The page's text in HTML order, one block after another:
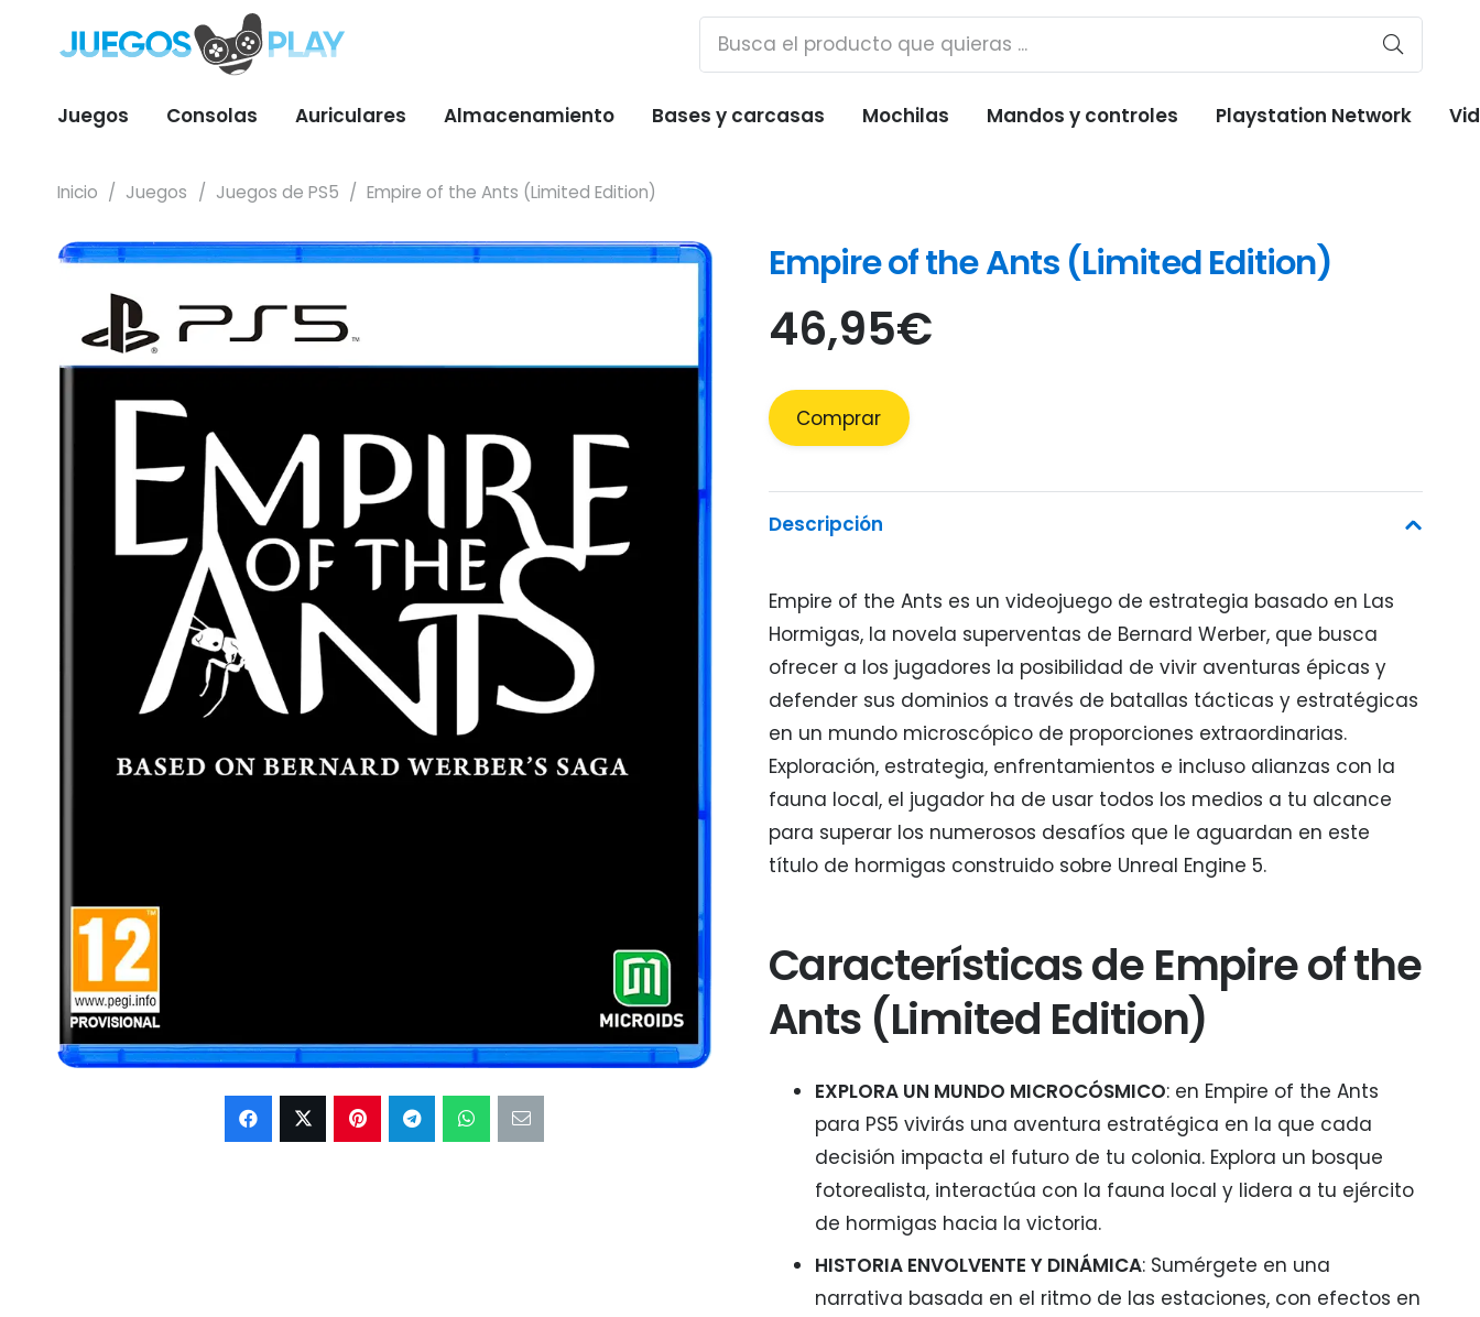
Juegos Consolas Auriculares Almacenamiento Bases y carcasas Mochilas Mandos y controles Playstation Network
Inicio / Juegos / Juegos de PS5 / Empire of the Ants (Limited Edition)
Empire of the Ants (Limited Edition)
46,95€
Comprar
Descripción
Empire of the Ants es un videojuego de estrategia basado en Las
Hormigas, la novela superventas de Bernard Werber, que busca
ofrecer a los jugadores la posibilidad de vivir aventuras épicas y
defender sus dominios a través de batallas tácticas y estratégicas
en un mundo microscópico de proporciones extraordinarias.
Exploración, estrategia, enfrentamientos e incluso alianzas con la
fauna local, el jugador ha de usar todos los medios a tu alcance
para superar los numerosos desafíos que le aguardan en este
título de hormigas construido sobre Unreal Engine 5.
Características de Empire of the
Ants (Limited Edition)
EXPLORA UN MUNDO MICROCÓSMICO: en Empire of the Ants
para PS5 vivirás una aventura estratégica en la que cada
decisión impacta el futuro de tu colonia. Explora un bosque
fotorealista, interactúa con la fauna local y lidera a tu ejército
de hormigas hacia la victoria.
HISTORIA ENVOLVENTE Y DINÁMICA: Sumérgete en una
narrativa basada en el ritmo de las estaciones, con efectos en